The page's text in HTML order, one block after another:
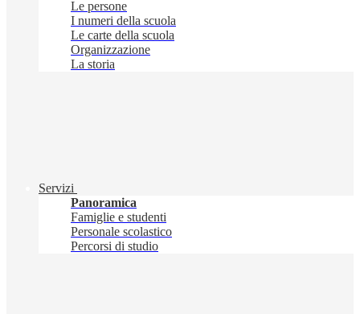
Le persone
I numeri della scuola
Le carte della scuola
Organizzazione
La storia
Servizi
Panoramica
Famiglie e studenti
Personale scolastico
Percorsi di studio